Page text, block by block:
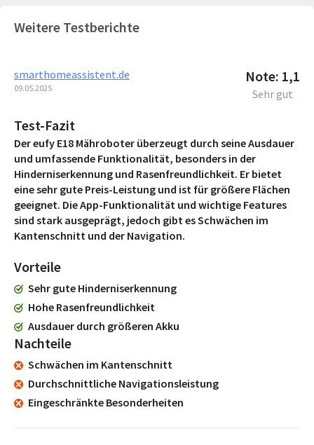
Weitere Testberichte
smarthomeassistent.de
09.05.2025
Note: 1,1
Sehr gut
Test-Fazit
Der eufy E18 Mähroboter überzeugt durch seine Ausdauer
und umfassende Funktionalität, besonders in der
Hinderniserkennung und Rasenfreundlichkeit. Er bietet
eine sehr gute Preis-Leistung und ist für größere Flächen
geeignet. Die App-Funktionalität und wichtige Features
sind stark ausgeprägt, jedoch gibt es Schwächen im
Kantenschnitt und der Navigation.
Vorteile
Sehr gute Hinderniserkennung
Hohe Rasenfreundlichkeit
Ausdauer durch größeren Akku
Nachteile
Schwächen im Kantenschnitt
Durchschnittliche Navigationsleistung
Eingeschränkte Besonderheiten